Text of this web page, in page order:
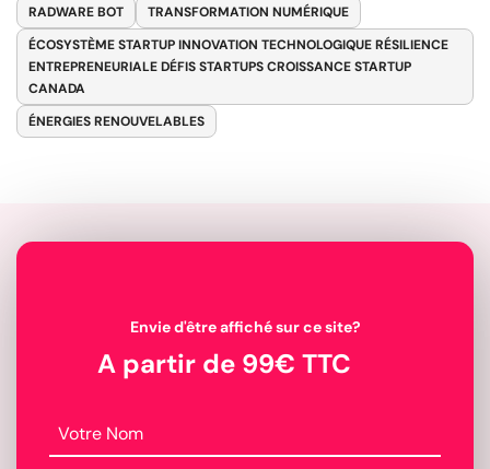
RADWARE BOT
TRANSFORMATION NUMÉRIQUE
ÉCOSYSTÈME STARTUP INNOVATION TECHNOLOGIQUE RÉSILIENCE
ENTREPRENEURIALE DÉFIS STARTUPS CROISSANCE STARTUP
CANADA
ÉNERGIES RENOUVELABLES
Envie d'être affiché sur ce site?
A partir de 99€ TTC